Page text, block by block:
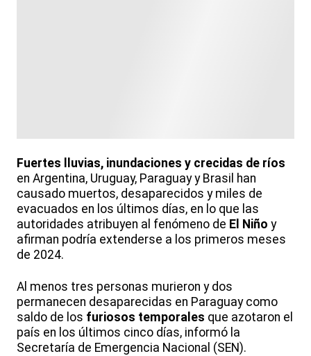
Fuertes lluvias, inundaciones y crecidas de ríos
en Argentina, Uruguay, Paraguay y Brasil han
causado muertos, desaparecidos y miles de
evacuados en los últimos días, en lo que las
autoridades atribuyen al fenómeno de El Niño y
afirman podría extenderse a los primeros meses
de 2024.
Al menos tres personas murieron y dos
permanecen desaparecidas en Paraguay como
saldo de los furiosos temporales que azotaron el
país en los últimos cinco días, informó la
Secretaría de Emergencia Nacional (SEN).